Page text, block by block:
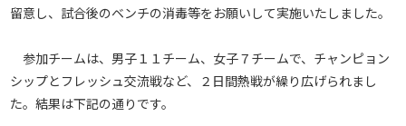
留意し、試合後のベンチの消毒等をお願いして実施いたしました。
参加チームは、男子１１チーム、女子７チームで、チャンピョン
シップとフレッシュ交流戦など、２日間熱戦が繰り広げられまし
た。結果は下記の通りです。